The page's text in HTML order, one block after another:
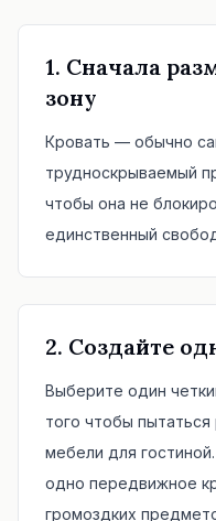
1. Сначала
зону
Кровать — обычно
трудноскрываемый
чтобы она не
единственный
2. Создайте
Выберите один
того чтобы
мебели для
одно передвижное
громоздких